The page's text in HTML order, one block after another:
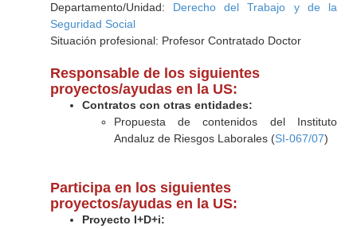
Departamento/Unidad: Derecho del Trabajo y de la
Seguridad Social
Situación profesional: Profesor Contratado Doctor
Responsable de los siguientes
proyectos/ayudas en la US:
Contratos con otras entidades:
Propuesta de contenidos del Instituto
Andaluz de Riesgos Laborales (SI-067/07)
Participa en los siguientes
proyectos/ayudas en la US:
Proyecto I+D+i: